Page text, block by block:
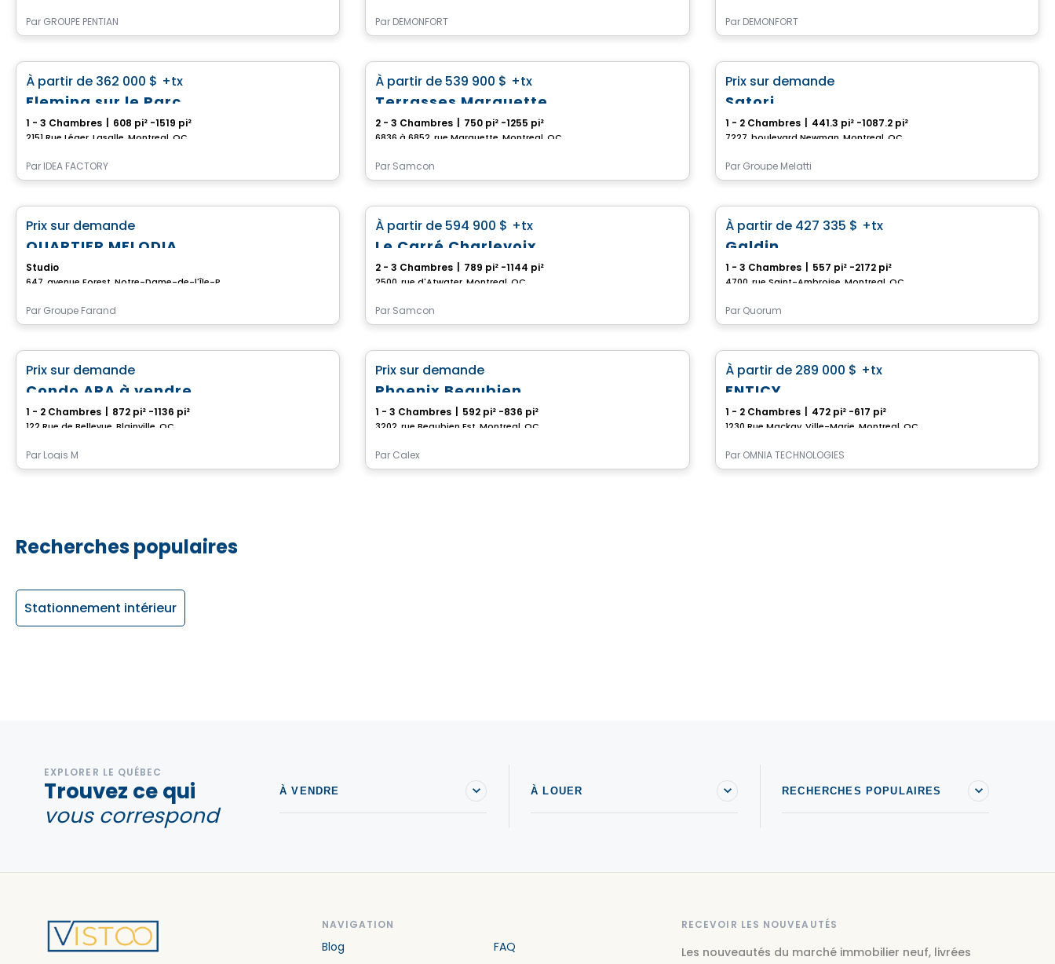
Par GROUPE PENTIAN Par DEMONFORT Par DEMONFORT
Condo
À partir de 362 000 $ +tx
Fleming sur le Parc
1 - 3 Chambres 608 pi² -1519 pi²
2151 Rue Léger, Lasalle, Montreal, QC
Par IDEA FACTORY
Condo
À partir de 539 900 $ +tx
Terrasses Marquette
2 - 3 Chambres 750 pi² -1255 pi²
6836 à 6852, rue Marquette, Montreal, QC
Par Samcon
Condo
Prix sur demande
Satori
1 - 2 Chambres 441.3 pi² -1087.2 pi²
7227, boulevard Newman, Montreal, QC
Par Groupe Melatti
Condo
Prix sur demande
QUARTIER MELODIA
Studio
Par Groupe Farand
Condo
À partir de 594 900 $ +tx
Le Carré Charlevoix
2 - 3 Chambres 789 pi² -1144 pi²
2500, rue d'Atwater, Montreal, QC
Par Samcon
Condo
À partir de 427 335 $ +tx
Galdin
1 - 3 Chambres 557 pi² -2172 pi²
4700, rue Saint-Ambroise, Montreal, QC
Par Quorum
Condo
Prix sur demande
Condo ARA à vendre
1 - 2 Chambres 872 pi² -1136 pi²
122 Rue de Bellevue, Blainville, QC
Par Logis M
Condo
Prix sur demande
Phoenix Beaubien
1 - 3 Chambres 592 pi² -836 pi²
3202, rue Beaubien Est, Montreal, QC
Par Calex
Condo
À partir de 289 000 $ +tx
ENTICY
1 - 2 Chambres 472 pi² -617 pi²
1230 Rue Mackay, Ville-Marie, Montreal, QC
Par OMNIA TECHNOLOGIES
Recherches populaires
Stationnement intérieur
EXPLORER LE QUÉBEC
Trouvez ce qui
vous correspond
À VENDRE À LOUER RECHERCHES POPULAIRES
NAVIGATION
Blog
FAQ
RECEVOIR LES NOUVEAUTÉS
Les nouveautés du marché immobilier neuf, livrées